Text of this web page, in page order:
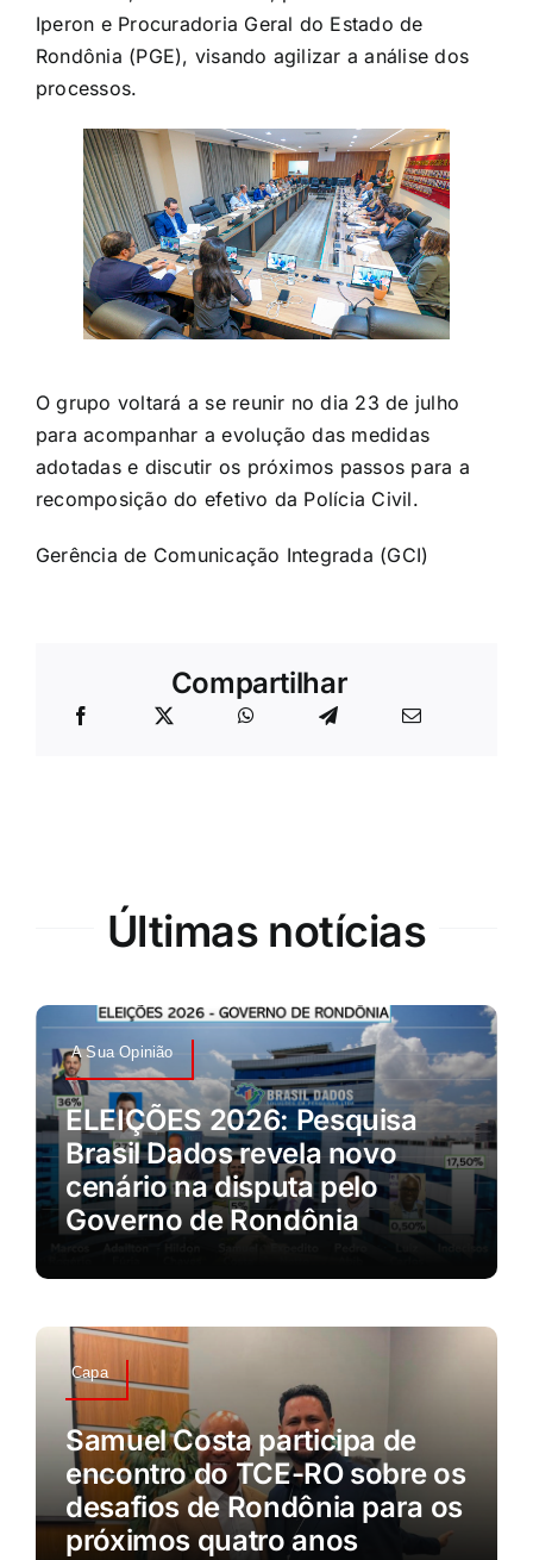
Iperon e Procuradoria Geral do Estado de
Rondônia (PGE), visando agilizar a análise dos
processos.
O grupo voltará a se reunir no dia 23 de julho
para acompanhar a evolução das medidas
adotadas e discutir os próximos passos para a
recomposição do efetivo da Polícia Civil.
Gerência de Comunicação Integrada (GCI)
Compartilhar
Últimas notícias
A Sua Opinião
ELEIÇÕES 2026: Pesquisa
Brasil Dados revela novo
cenário na disputa pelo
Governo de Rondônia
Capa
Samuel Costa participa de
encontro do TCE-RO sobre os
desafios de Rondônia para os
próximos quatro anos